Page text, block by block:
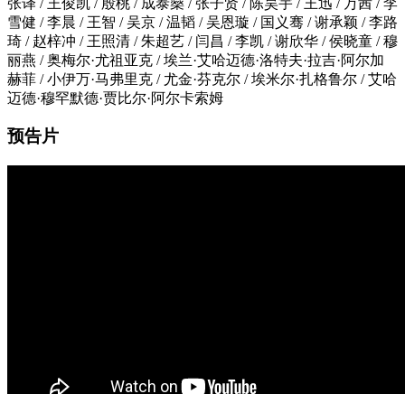
雪健 / 李晨 / 王智 / 吴京 / 温韬 / 吴恩璇 / 国义骞 / 谢承颖 / 李路
琦 / 赵梓冲 / 王照清 / 朱超艺 / 闫昌 / 李凯 / 谢欣华 / 侯晓童 / 穆
丽燕 / 奥梅尔·尤祖亚克 / 埃兰·艾哈迈德·洛特夫·拉吉·阿尔加
赫菲 / 小伊万·马弗里克 / 尤金·芬克尔 / 埃米尔·扎格鲁尔 / 艾哈
迈德·穆罕默德·贾比尔·阿尔卡索姆
预告片